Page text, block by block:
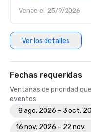
Vence el: 25/9/2026
Ver los detalles
Fechas requeridas
Ventanas de prioridad
eventos
8 ago. 2026 - 3 oct.
16 nov. 2026 - 22 nov.